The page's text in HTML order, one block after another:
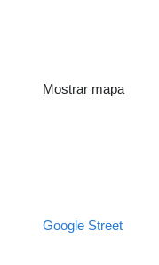
Mostrar mapa
Google Street